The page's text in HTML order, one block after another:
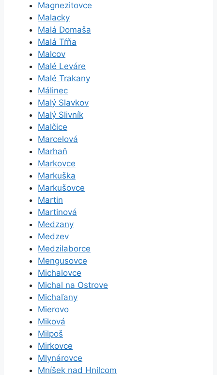
Magnezitovce
Malacky
Malá Domaša
Malá Tŕňa
Malcov
Malé Leváre
Malé Trakany
Málinec
Malý Slavkov
Malý Slivník
Malčice
Marcelová
Marhaň
Markovce
Markuška
Markušovce
Martin
Martinová
Medzany
Medzev
Medzilaborce
Mengusovce
Michalovce
Michal na Ostrove
Michaľany
Mierovo
Miková
Milpoš
Mirkovce
Mlynárovce
Mníšek nad Hnilcom